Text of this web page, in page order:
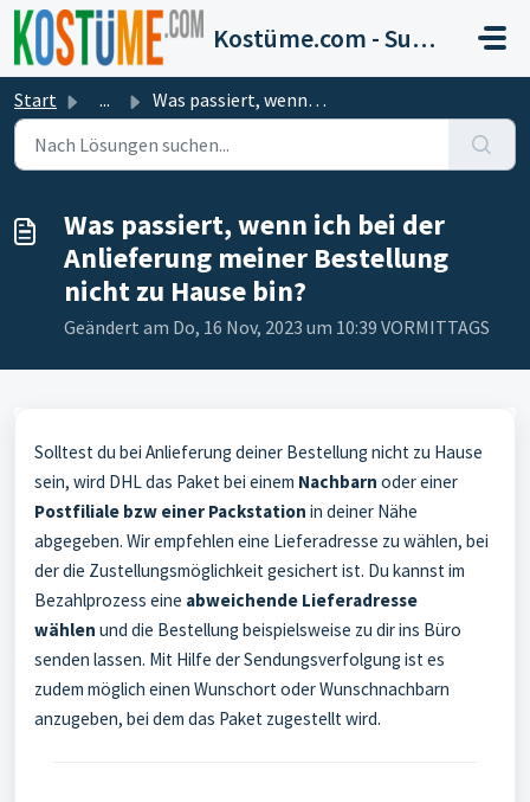
Zum hauptsächlichen Inhalt gehen
Kostüme.com - Support
Start ... Was passiert, wenn ich bei der Anlieferung meiner Bestell...
Was passiert, wenn ich bei der
Anlieferung meiner Bestellung
nicht zu Hause bin?
Geändert am Do, 16 Nov, 2023 um 10:39 VORMITTAGS
Solltest du bei Anlieferung deiner Bestellung nicht zu Hause
sein, wird DHL das Paket bei einem Nachbarn oder einer
Postfiliale bzw einer Packstation in deiner Nähe
abgegeben. Wir empfehlen eine Lieferadresse zu wählen, bei
der die Zustellungsmöglichkeit gesichert ist. Du kannst im
Bezahlprozess eine abweichende Lieferadresse
wählen und die Bestellung beispielsweise zu dir ins Büro
senden lassen. Mit Hilfe der Sendungsverfolgung ist es
zudem möglich einen Wunschort oder Wunschnachbarn
anzugeben, bei dem das Paket zugestellt wird.